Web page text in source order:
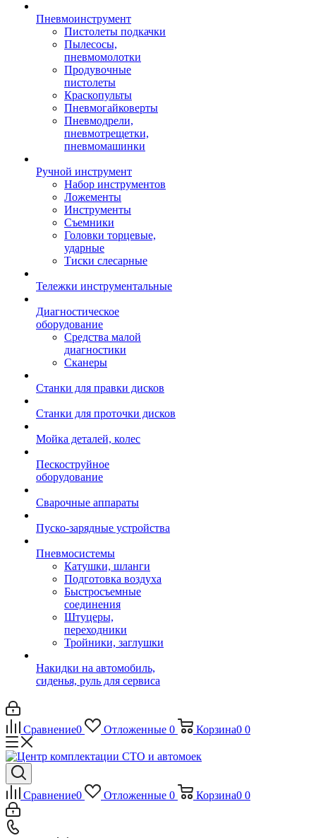
Пневмоинструмент
Пистолеты подкачки
Пылесосы,
пневмомолотки
Продувочные
пистолеты
Краскопульты
Пневмогайковерты
Пневмодрели,
пневмотрещетки,
пневмомашинки
Ручной инструмент
Набор инструментов
Ложементы
Инструменты
Съемники
Головки торцевые,
ударные
Тиски слесарные
Тележки инструментальные
Диагностическое
оборудование
Средства малой
диагностики
Сканеры
Станки для правки дисков
Станки для проточки дисков
Мойка деталей, колес
Пескоструйное
оборудование
Сварочные аппараты
Пуско-зарядные устройства
Пневмосистемы
Катушки, шланги
Подготовка воздуха
Быстросъемные
соединения
Штуцеры,
переходники
Тройники, заглушки
Накидки на автомобиль,
сиденья, руль для сервиса
Сравнение0 Отложенные 0 Корзина0 0
Сравнение0 Отложенные 0 Корзина0 0